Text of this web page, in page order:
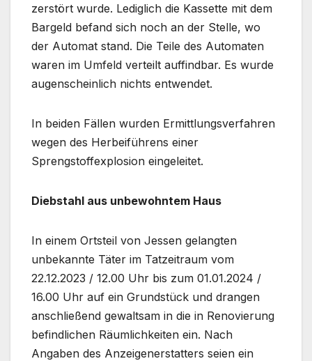
zerstört wurde. Lediglich die Kassette mit dem
Bargeld befand sich noch an der Stelle, wo
der Automat stand. Die Teile des Automaten
waren im Umfeld verteilt auffindbar. Es wurde
augenscheinlich nichts entwendet.
In beiden Fällen wurden Ermittlungsverfahren
wegen des Herbeiführens einer
Sprengstoffexplosion eingeleitet.
Diebstahl aus unbewohntem Haus
In einem Ortsteil von Jessen gelangten
unbekannte Täter im Tatzeitraum vom
22.12.2023 / 12.00 Uhr bis zum 01.01.2024 /
16.00 Uhr auf ein Grundstück und drangen
anschließend gewaltsam in die in Renovierung
befindlichen Räumlichkeiten ein. Nach
Angaben des Anzeigenerstatters seien ein